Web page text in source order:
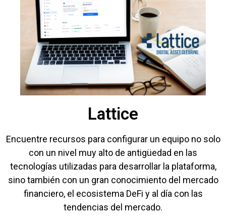
Lattice
Encuentre recursos para configurar un equipo no solo
con un nivel muy alto de antigüedad en las
tecnologías utilizadas para desarrollar la plataforma,
sino también con un gran conocimiento del mercado
financiero, el ecosistema DeFi y al día con las
tendencias del mercado.